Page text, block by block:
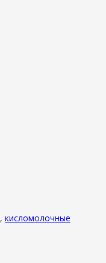
, кисломолочные